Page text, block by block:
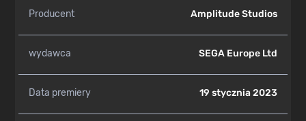
Producent Amplitude Studios
wydawca SEGA Europe Ltd
Data premiery 19 stycznia 2023